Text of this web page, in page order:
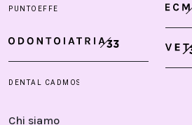
Chi siamo